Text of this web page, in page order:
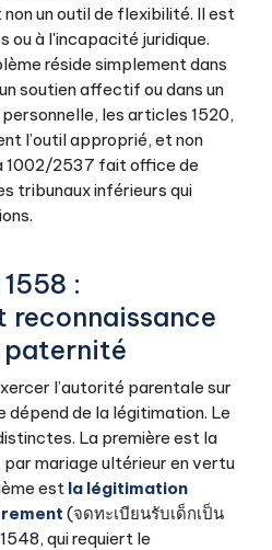
un outil de flexibilité. Il est
ou à l'incapacité juridique.
réside simplement dans
soutien affectif ou dans un
les articles 1520,
l’outil approprié, et non
1002/2537 fait office de
tribunaux inférieurs qui
:
paternité
l’autorité parentale sur
dépend de la légitimation. Le
La première est la
mariage ultérieur en vertu
est la légitimation
(จดทะเบียนรับเด็กเป็น
qui requiert le